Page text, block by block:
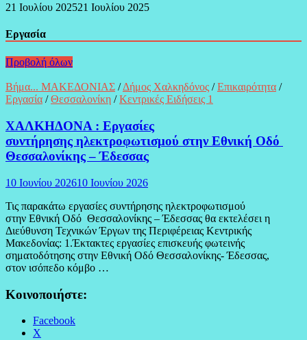
21 Ιουλίου 202521 Ιουλίου 2025
Εργασία
Προβολή όλων
Βήμα... ΜΑΚΕΔΟΝΙΑΣ /Δήμος Χαλκηδόνος /Επικαιρότητα /
Εργασία /Θεσσαλονίκη /Κεντρικές Ειδήσεις 1
ΧΑΛΚΗΔΟΝΑ : Εργασίες
συντήρησης ηλεκτροφωτισμού στην Εθνική Οδό
Θεσσαλονίκης – Έδεσσας
10 Ιουνίου 202610 Ιουνίου 2026
Τις παρακάτω εργασίες συντήρησης ηλεκτροφωτισμού
στην Εθνική Οδό Θεσσαλονίκης – Έδεσσας θα εκτελέσει η
Διεύθυνση Τεχνικών Έργων της Περιφέρειας Κεντρικής
Μακεδονίας: 1.Έκτακτες εργασίες επισκευής φωτεινής
σηματοδότησης στην Εθνική Οδό Θεσσαλονίκης- Έδεσσας,
στον ισόπεδο κόμβο …
Κοινοποιήστε:
Facebook
X